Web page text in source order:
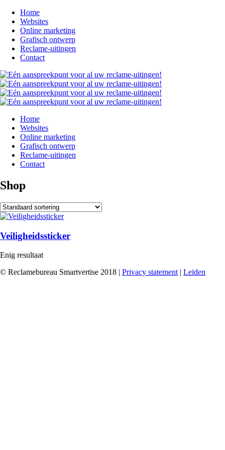
Home
Websites
Online marketing
Grafisch ontwerp
Reclame-uitingen
Contact
Home
Websites
Online marketing
Grafisch ontwerp
Reclame-uitingen
Contact
Shop
Veiligheidssticker
Enig resultaat
© Reclamebureau Smartvertise 2018 | Privacy statement | Leiden